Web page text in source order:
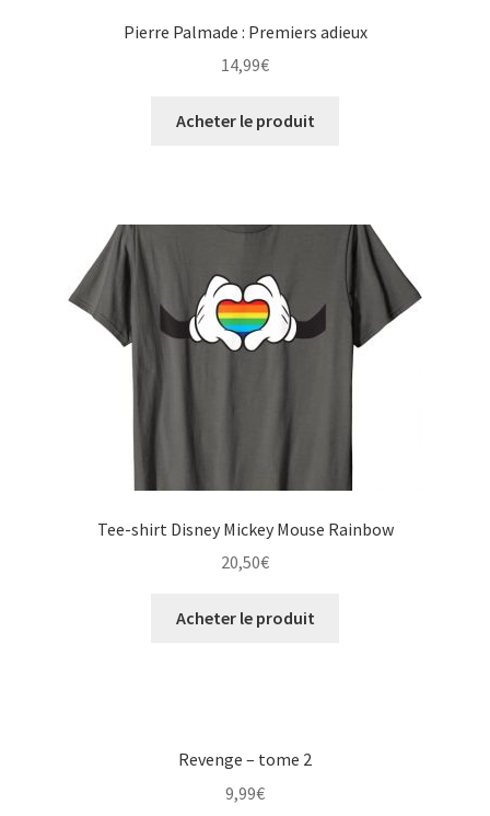
Pierre Palmade : Premiers adieux
14,99€
Acheter le produit
Tee-shirt Disney Mickey Mouse Rainbow
20,50€
Acheter le produit
Revenge – tome 2
9,99€